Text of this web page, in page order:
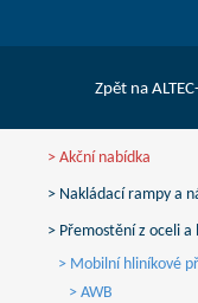
Zpět na
> Akční nabídka
> Nakládací rampy a
> Přemostění z oceli a
> Mobilní hliníkové
> AWB